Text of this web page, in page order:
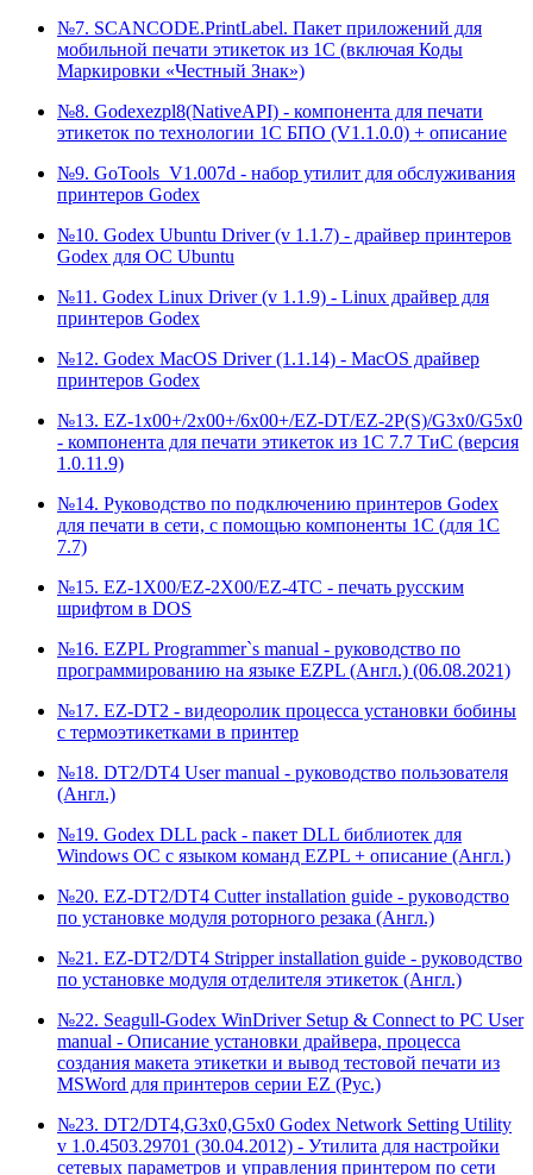
№7. SCANCODE.PrintLabel. Пакет приложений для
мобильной печати этикеток из 1С (включая Коды
Маркировки «Честный Знак»)
№8. Godexezpl8(NativeAPI) - компонента для печати
этикеток по технологии 1С БПО (V1.1.0.0) + описание
№9. GoTools_V1.007d - набор утилит для обслуживания
принтеров Godex
№10. Godex Ubuntu Driver (v 1.1.7) - драйвер принтеров
Godex для ОС Ubuntu
№11. Godex Linux Driver (v 1.1.9) - Linux драйвер для
принтеров Godex
№12. Godex MacOS Driver (1.1.14) - MacOS драйвер
принтеров Godex
№13. EZ-1x00+/2x00+/6x00+/EZ-DT/EZ-2P(S)/G3x0/G5x0
- компонента для печати этикеток из 1С 7.7 ТиС (версия
1.0.11.9)
№14. Руководство по подключению принтеров Godex
для печати в сети, с помощью компоненты 1С (для 1С
7.7)
№15. EZ-1X00/EZ-2X00/EZ-4TC - печать русским
шрифтом в DOS
№16. EZPL Programmer`s manual - руководство по
программированию на языке EZPL (Англ.) (06.08.2021)
№17. EZ-DT2 - видеоролик процесса установки бобины
с термоэтикетками в принтер
№18. DT2/DT4 User manual - руководство пользователя
(Англ.)
№19. Godex DLL pack - пакет DLL библиотек для
Windows ОС с языком команд EZPL + описание (Англ.)
№20. EZ-DT2/DT4 Cutter installation guide - руководство
по установке модуля роторного резака (Англ.)
№21. EZ-DT2/DT4 Stripper installation guide - руководство
по установке модуля отделителя этикеток (Англ.)
№22. Seagull-Godex WinDriver Setup & Connect to PC User
manual - Описание установки драйвера, процесса
создания макета этикетки и вывод тестовой печати из
MSWord для принтеров серии EZ (Рус.)
№23. DT2/DT4,G3x0,G5x0 Godex Network Setting Utility
v 1.0.4503.29701 (30.04.2012) - Утилита для настройки
сетевых параметров и управления принтером по сети